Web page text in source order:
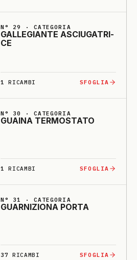
N° 29 · CATEGORIA
GALLE­GIANTE ASCIU­GA­TRI­
CE
1 RICAMBI SFOGLIA
N° 30 · CATEGORIA
GUAI­NA TERMOSTA­TO
1 RICAMBI SFOGLIA
N° 31 · CATEGORIA
GUARNI­ZIO­NA PORTA
37 RICAMBI SFOGLIA